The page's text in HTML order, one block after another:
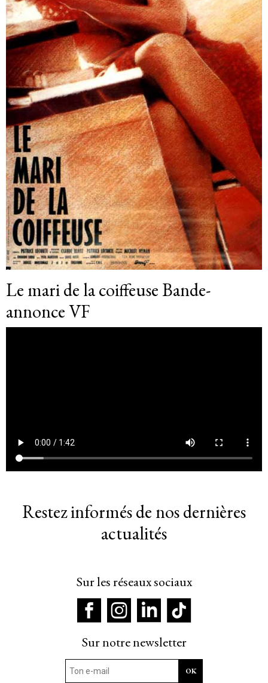
Le mari de la coiffeuse Bande-
annonce VF
Restez informés de nos dernières
actualités
Sur les réseaux sociaux
Sur notre newsletter